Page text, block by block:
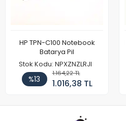
HP TPN-C100 Notebook
Batarya Pil
Stok Kodu: NPXZNZLRJI
%13
1.164,22 TL
1.016,38 TL